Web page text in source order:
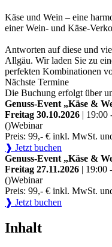
Käse und Wein – eine
einer Wein- und Käse-
Antworten auf diese und
Allgäu. Wir laden Sie zu
perfekten Kombinationen
Nächste Termine
Die Buchung erfolgt über
Genuss-Event „Käse &
Freitag 30.10.2026 | 19:00
()Webinar
Preis: 99,- € inkl. MwSt.
❱ Jetzt buchen
Genuss-Event „Käse &
Freitag 27.11.2026 | 19:00
()Webinar
Preis: 99,- € inkl. MwSt.
❱ Jetzt buchen
Inhalt